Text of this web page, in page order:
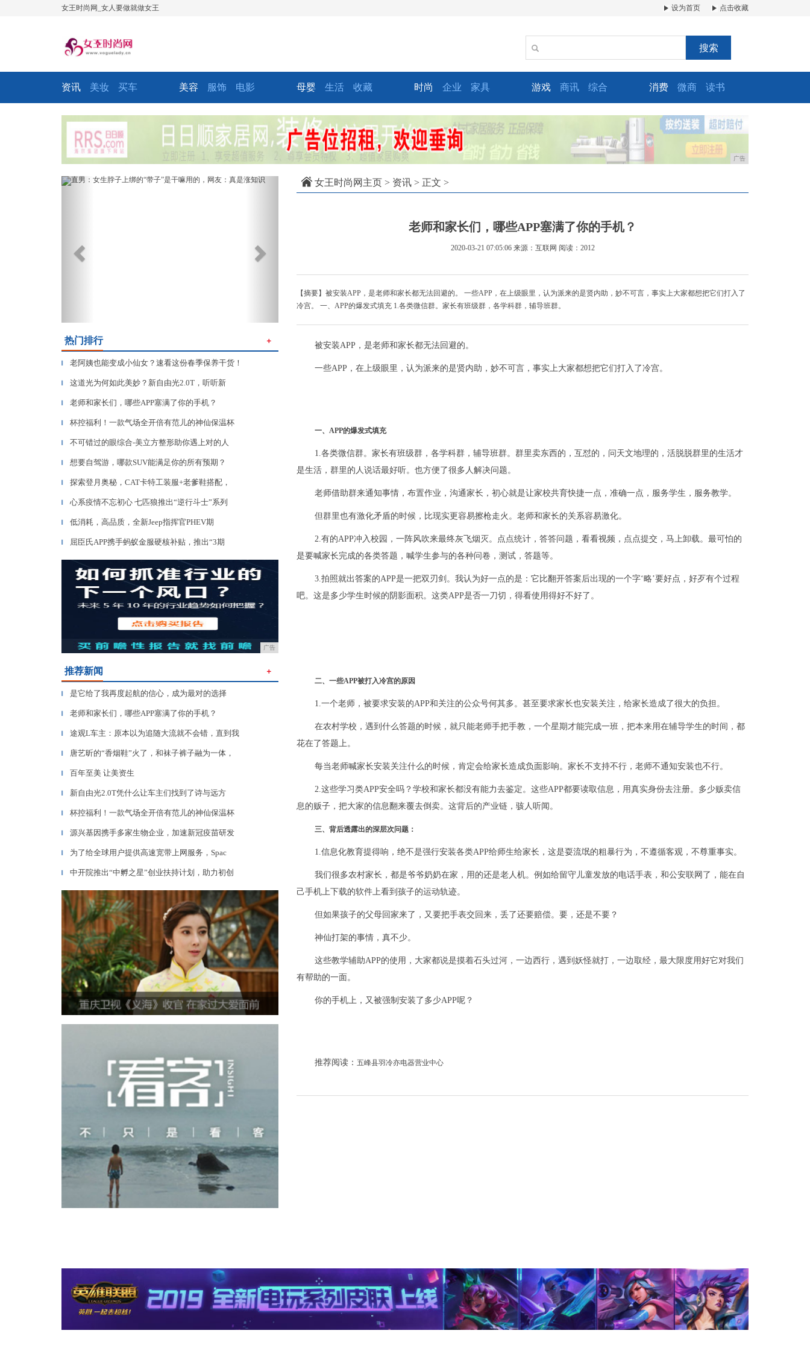
女王时尚网_女人要做就做女王 设为首页 点击收藏
搜索
资讯 美妆 买车 美容 服饰 电影 母婴 生活 收藏 时尚 企业 家具 游戏 商讯 综合 消费 微商 读书
广告
Previous Next
热门排行 ＋
▎ 老阿姨也能变成小仙女？速看这份春季保养干货！
▎ 这道光为何如此美妙？新自由光2.0T，听听新
▎ 老师和家长们，哪些APP塞满了你的手机？
▎ 杯控福利！一款气场全开倍有范儿的神仙保温杯
▎ 不可错过的眼综合-美立方整形助你遇上对的人
▎ 想要自驾游，哪款SUV能满足你的所有预期？
▎ 探索登月奥秘，CAT卡特工装服+老爹鞋搭配，
▎ 心系疫情不忘初心 七匹狼推出“逆行斗士”系列
▎ 低消耗，高品质，全新Jeep指挥官PHEV期
▎ 屈臣氏APP携手蚂蚁金服硬核补贴，推出“3期
广告
推荐新闻 ＋
▎ 是它给了我再度起航的信心，成为最对的选择
▎ 老师和家长们，哪些APP塞满了你的手机？
▎ 途观L车主：原本以为追随大流就不会错，直到我
▎ 唐艺昕的“香烟鞋”火了，和袜子裤子融为一体，
▎ 百年至美 让美资生
▎ 新自由光2.0T凭什么让车主们找到了诗与远方
▎ 杯控福利！一款气场全开倍有范儿的神仙保温杯
▎ 源兴基因携手多家生物企业，加速新冠疫苗研发
▎ 为了给全球用户提供高速宽带上网服务，Spac
▎ 中开院推出“中孵之星”创业扶持计划，助力初创
女王时尚网主页 > 资讯 > 正文 >
老师和家长们，哪些APP塞满了你的手机？
2020-03-21 07:05:06 来源：互联网 阅读：2012
【摘要】被安装APP，是老师和家长都无法回避的。 一些APP，在上级眼里，认为派来的是贤内助，妙不可言，事实上大家都想把它们打入了
冷宫。 一、APP的爆发式填充 1.各类微信群。家长有班级群，各学科群，辅导班群。
被安装APP，是老师和家长都无法回避的。
一些APP，在上级眼里，认为派来的是贤内助，妙不可言，事实上大家都想把它们打入了冷宫。
一、APP的爆发式填充
1.各类微信群。家长有班级群，各学科群，辅导班群。群里卖东西的，互怼的，问天文地理的，活脱脱群里的生活才
是生活，群里的人说话最好听。也方便了很多人解决问题。
老师借助群来通知事情，布置作业，沟通家长，初心就是让家校共育快捷一点，准确一点，服务学生，服务教学。
但群里也有激化矛盾的时候，比现实更容易擦枪走火。老师和家长的关系容易激化。
2.有的APP冲入校园，一阵风吹来最终灰飞烟灭。点点统计，答答问题，看看视频，点点提交，马上卸载。最可怕的
是要喊家长完成的各类答题，喊学生参与的各种问卷，测试，答题等。
3.拍照就出答案的APP是一把双刃剑。我认为好一点的是：它比翻开答案后出现的一个字‘略’要好点，好歹有个过程
吧。这是多少学生时候的阴影面积。这类APP是否一刀切，得看使用得好不好了。
二、一些APP被打入冷宫的原因
1.一个老师，被要求安装的APP和关注的公众号何其多。甚至要求家长也安装关注，给家长造成了很大的负担。
在农村学校，遇到什么答题的时候，就只能老师手把手教，一个星期才能完成一班，把本来用在辅导学生的时间，都
花在了答题上。
每当老师喊家长安装关注什么的时候，肯定会给家长造成负面影响。家长不支持不行，老师不通知安装也不行。
2.这些学习类APP安全吗？学校和家长都没有能力去鉴定。这些APP都要读取信息，用真实身份去注册。多少贩卖信
息的贩子，把大家的信息翻来覆去倒卖。这背后的产业链，骇人听闻。
三、背后透露出的深层次问题：
1.信息化教育提得响，绝不是强行安装各类APP给师生给家长，这是耍流氓的粗暴行为，不遵循客观，不尊重事实。
我们很多农村家长，都是爷爷奶奶在家，用的还是老人机。例如给留守儿童发放的电话手表，和公安联网了，能在自
己手机上下载的软件上看到孩子的运动轨迹。
但如果孩子的父母回家来了，又要把手表交回来，丢了还要赔偿。要，还是不要？
神仙打架的事情，真不少。
这些教学辅助APP的使用，大家都说是摸着石头过河，一边西行，遇到妖怪就打，一边取经，最大限度用好它对我们
有帮助的一面。
你的手机上，又被强制安装了多少APP呢？
推荐阅读： 五峰县羽冷亦电器营业中心